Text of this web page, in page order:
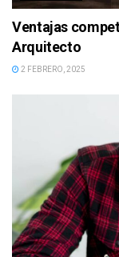
Ventajas
Arquitecto
2 FEBRERO, 2025